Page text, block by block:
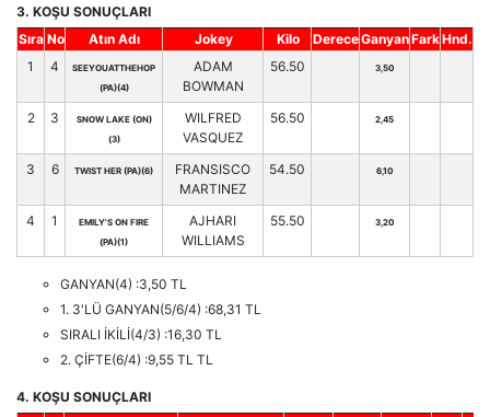
3. KOŞU SONUÇLARI
Sıra No Atın Adı Jokey Kilo DereceGanyanFarkHnd.
1
4
SEEYOUATTHEHOP
(PA)(4)
ADAM
BOWMAN
56.50 3,50
2 3
SNOW LAKE (ON)
(3)
WILFRED
VASQUEZ
56.50 2,45
3 6 TWIST HER (PA)(6)
FRANSISCO
MARTINEZ
54.50 6,10
4 1
EMILY'S ON FIRE
(PA)(1)
AJHARI
WILLIAMS
55.50 3,20
GANYAN(4) :3,50 TL
1. 3'LÜ GANYAN(5/6/4) :68,31 TL
SIRALI İKİLİ(4/3) :16,30 TL
2. ÇİFTE(6/4) :9,55 TL TL
4. KOŞU SONUÇLARI